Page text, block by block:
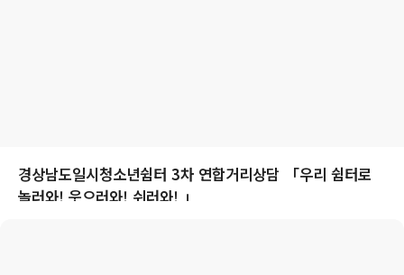
경상남도일시청소년쉼터 3차 연합거리상담 「우리 쉼터로
놀러와! 웃으러와! 쉬러와! 」